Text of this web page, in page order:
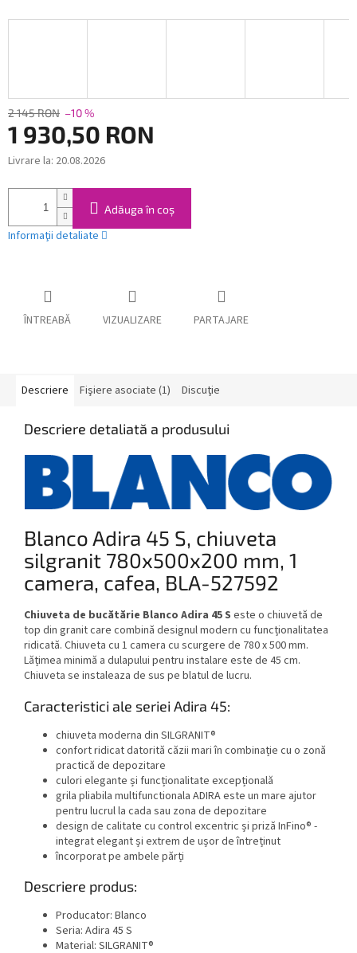
2 145 RON –10 %
1 930,50 RON
Evaluare
Livrare la: 20.08.2026
Adăuga în coş
Informaţii detaliate
ÎNTREABĂ VIZUALIZARE PARTAJARE
Descriere Fişiere asociate (1) Discuţie
Descriere detaliată a produsului
Blanco Adira 45 S, chiuveta
silgranit 780x500x200 mm, 1
camera, cafea, BLA-527592
Chiuveta de bucătărie Blanco Adira 45 S este o chiuvetă de
top din granit care combină designul modern cu funcționalitatea
ridicată. Chiuveta cu 1 camera cu scurgere de 780 x 500 mm.
Lățimea minimă a dulapului pentru instalare este de 45 cm.
Chiuveta se instaleaza de sus pe blatul de lucru.
Caracteristici ale seriei Adira 45:
chiuveta moderna din SILGRANIT®
confort ridicat datorită căzii mari în combinație cu o zonă
practică de depozitare
culori elegante și funcționalitate excepțională
grila pliabila multifunctionala ADIRA este un mare ajutor
pentru lucrul la cada sau zona de depozitare
design de calitate cu control excentric și priză InFino® -
integrat elegant și extrem de ușor de întreținut
încorporat pe ambele părți
Descriere produs:
Producator: Blanco
Seria: Adira 45 S
Material: SILGRANIT®